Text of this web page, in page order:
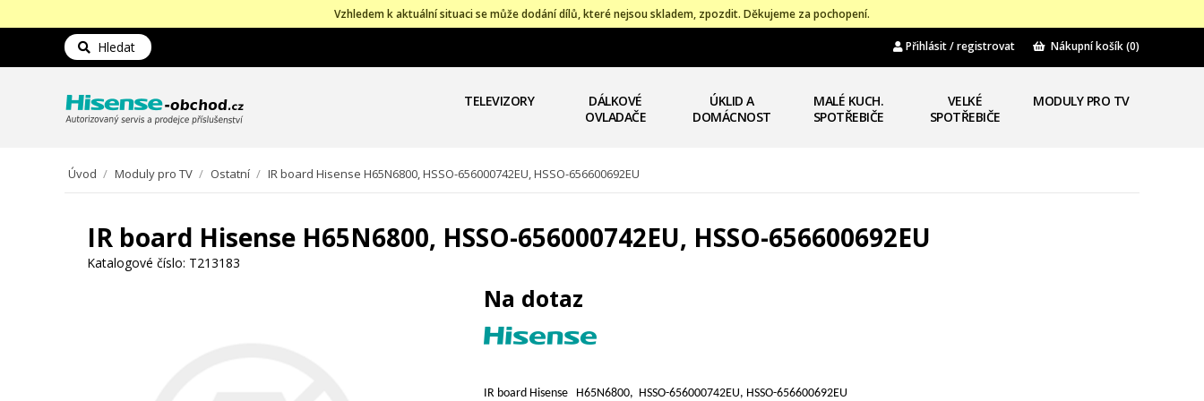
Vzhledem k aktuální situaci se může dodání dílů, které nejsou skladem, zpozdit. Děkujeme za pochopení.
Hledat Přihlásit / registrovat Nákupní košík(0)
TELEVIZORY
DÁLKOVÉ
OVLADAČE
ÚKLID A
DOMÁCNOST
MALÉ KUCH.
SPOTŘEBIČE
VELKÉ
SPOTŘEBIČE
MODULY PRO TV
Úvod / Moduly pro TV / Ostatní / IR board Hisense H65N6800, HSSO-656000742EU, HSSO-656600692EU
IR board Hisense H65N6800, HSSO-656000742EU, HSSO-656600692EU
Katalogové číslo: T213183
Na dotaz
IR board Hisense H65N6800, HSSO-656000742EU, HSSO-656600692EU